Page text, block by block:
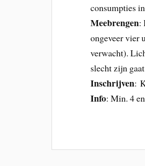
consumpties
Meebrengen:
ongeveer vier
verwacht).
slecht zijn
Inschrijven:
Info: Min. 4